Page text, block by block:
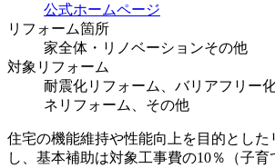
公式ホームページ
リフォーム箇所
家全体・リノベーションその他
対象リフォーム
耐震化リフォーム、バリアフリー
ネリフォーム、その他
住宅の機能維持や性能向上を目的とした
し、基本補助は対象工事費の10％（子